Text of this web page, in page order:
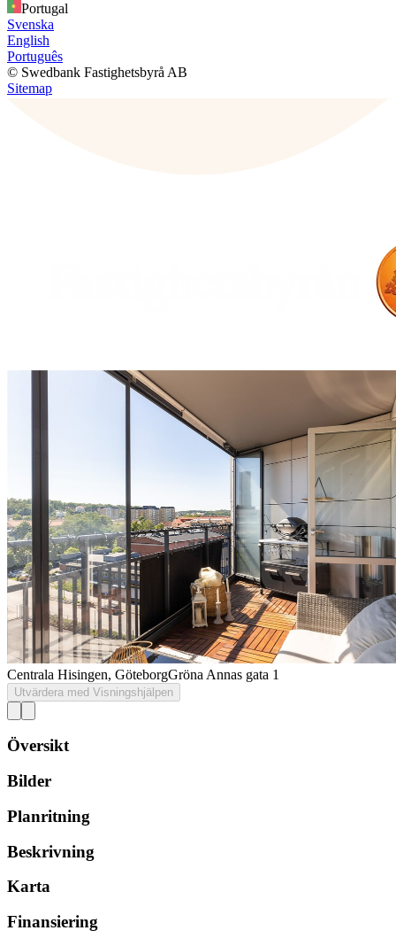
Portugal
Svenska
English
Português
© Swedbank Fastighetsbyrå AB
Sitemap
Centrala Hisingen, GöteborgGröna Annas gata 1
Utvärdera med Visningshjälpen
Översikt
Bilder
Planritning
Beskrivning
Karta
Finansiering